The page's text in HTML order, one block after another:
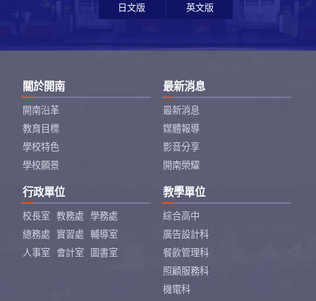
日文版 英文版
關於開南
開南沿革
教育目標
學校特色
學校願景
最新消息
最新消息
媒體報導
影音分享
開南榮耀
行政單位
校長室 教務處
學務處
總務處
實習處
輔導室
人事室
會計室 圖書室
教學單位
綜合高中
廣告設計科
餐飲管理科
照顧服務科
機電科